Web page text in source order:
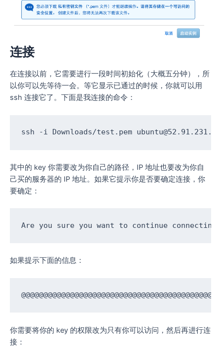
连接
在连接以前，它需要进行一段时间初始化（大概五分钟），所
以你可以先等待一会。等它显示已通过的时候，你就可以用
ssh 连接它了。下面是我连接的命令：
ssh -i Downloads/test.pem
其中的 key 你需要改为你自己的路径，IP 地址也要改为你自
己买的服务器的 IP 地址。如果它提示你是否要确定连接，你
要确定：
Are you sure you want to continue
如果提示下面的信息：
你需要将你的 key 的权限改为只有你可以访问，然后再进行连
接：